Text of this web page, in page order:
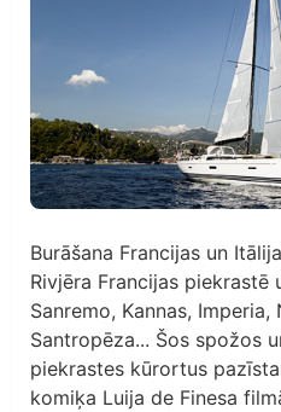
Burāšana Francijas un
Rivjēra Francijas piekrastē
Sanremo, Kannas,
Santropēza... Šos spožos
piekrastes kūrortus
komiķa Luija de Finesa